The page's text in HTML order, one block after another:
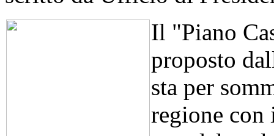
Il "Piano
proposto
sta per
regione con